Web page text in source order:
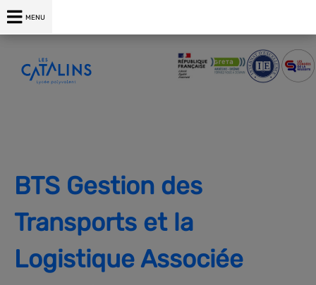
MENU
BTS Gestion des
Transports et la
Logistique Associée